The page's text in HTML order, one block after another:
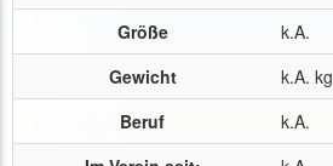
Größe
k.A.
Gewicht
k.A. kg
Beruf
k.A.